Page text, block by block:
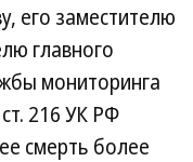
его заместителю
главного
мониторинга
216 УК РФ
смерть более